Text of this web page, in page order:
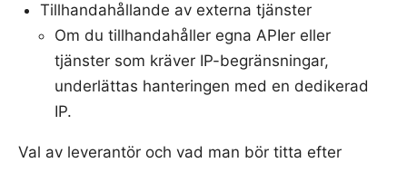
Tillhandahållande av externa tjänster
Om du tillhandahåller egna APIer eller
tjänster som kräver IP-begränsningar,
underlättas hanteringen med en dedikerad
IP.
Val av leverantör och vad man bör titta efter